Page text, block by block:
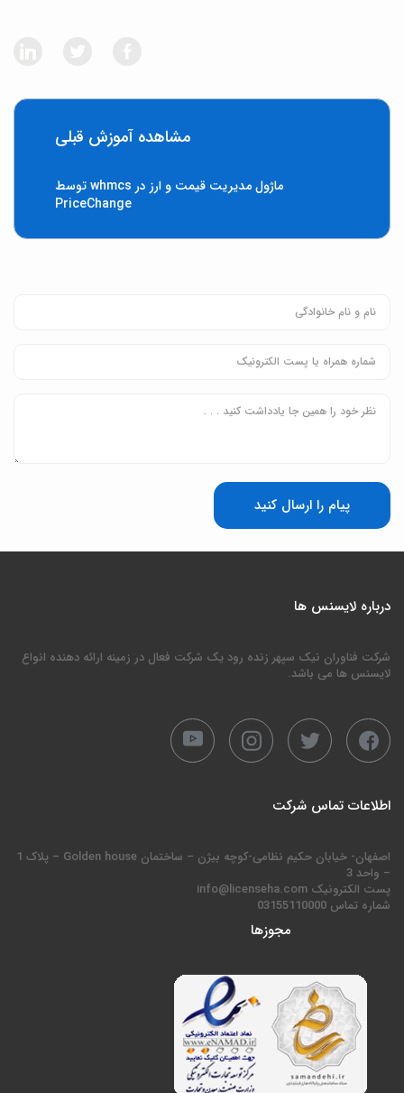
مشاهده آموزش قبلی
ماژول مدیریت قیمت و ارز در whmcs توسط
PriceChange
پیام را ارسال کنید
درباره لایسنس ها
شرکت فناوران نیک سپهر زنده رود یک شرکت فعال در زمینه ارائه دهنده انواع
لایسنس ها می باشد.
اطلاعات تماس شرکت
اصفهان- خیابان حکیم نظامی-کوچه بیژن – ساختمان Golden house – پلاک 1
– واحد 3
پست الکترونیک info@licenseha.com
شماره تماس 03155110000
مجوزها